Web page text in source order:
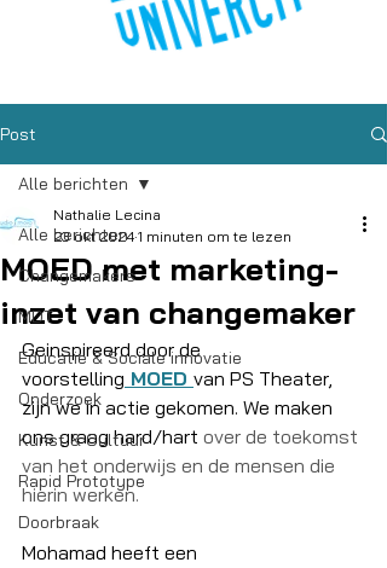
Post
Alle berichten
Changemakers
MDT
Educatie & Sociale innovatie
Onderzoek
Kunst & Cultuur
Rapid Prototype
Doorbraak
Alle berichten
MOED met marketing-
inzet van changemaker
Nathalie Lecina
23 okt 2024 1 minuten om te lezen
Geinspireerd door de
voorstelling MOED van PS Theater,
zijn we in actie gekomen. We maken
ons graag hard/hart over de toekomst
van het onderwijs en de mensen die
hierin werken.
Mohamad heeft een